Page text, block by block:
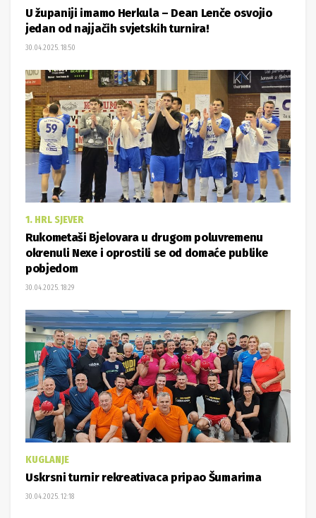
U županiji imamo Herkula – Dean Lenče osvojio
jedan od najjačih svjetskih turnira!
30.04.2025. 18:50
1. HRL SJEVER
Rukometaši Bjelovara u drugom poluvremenu
okrenuli Nexe i oprostili se od domaće publike
pobjedom
30.04.2025. 18:29
KUGLANJE
Uskrsni turnir rekreativaca pripao Šumarima
30.04.2025. 12:18